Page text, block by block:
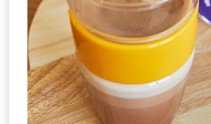
น้า
อ้วน
คุย